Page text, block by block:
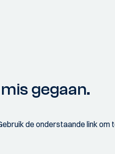
gegaan.
de onderstaande link om